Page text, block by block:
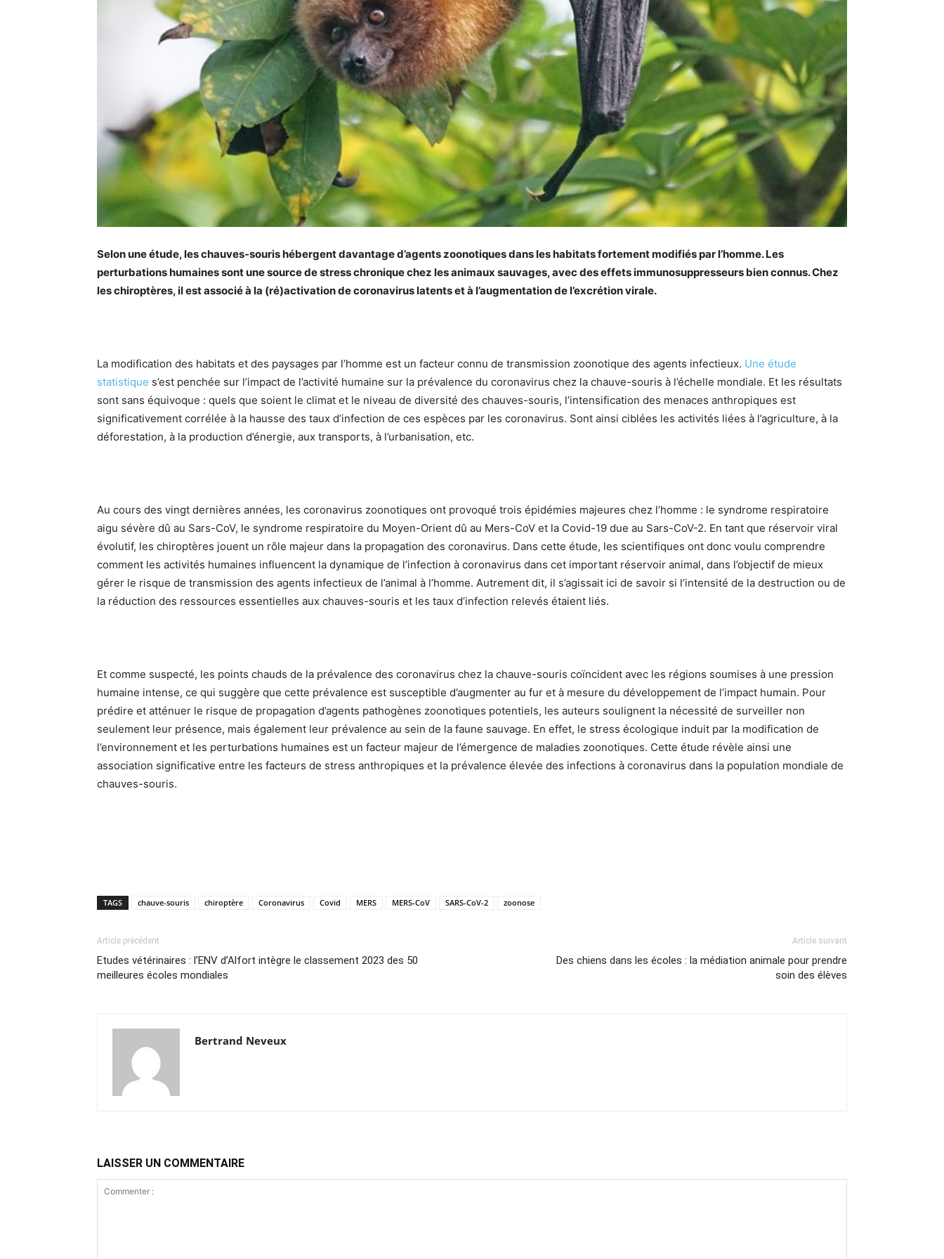
Selon une étude, les chauves-souris hébergent davantage d’agents zoonotiques dans les habitats fortement modifiés par l’homme. Les
perturbations humaines sont une source de stress chronique chez les animaux sauvages, avec des effets immunosuppresseurs bien connus. Chez
les chiroptères, il est associé à la (ré)activation de coronavirus latents et à l’augmentation de l’excrétion virale.
La modification des habitats et des paysages par l’homme est un facteur connu de transmission zoonotique des agents infectieux. Une étude
statistique s’est penchée sur l’impact de l’activité humaine sur la prévalence du coronavirus chez la chauve-souris à l’échelle mondiale. Et les résultats
sont sans équivoque : quels que soient le climat et le niveau de diversité des chauves-souris, l’intensification des menaces anthropiques est
significativement corrélée à la hausse des taux d’infection de ces espèces par les coronavirus. Sont ainsi ciblées les activités liées à l’agriculture, à la
déforestation, à la production d’énergie, aux transports, à l’urbanisation, etc.
Au cours des vingt dernières années, les coronavirus zoonotiques ont provoqué trois épidémies majeures chez l’homme : le syndrome respiratoire
aigu sévère dû au Sars-CoV, le syndrome respiratoire du Moyen-Orient dû au Mers-CoV et la Covid-19 due au Sars-CoV-2. En tant que réservoir viral
évolutif, les chiroptères jouent un rôle majeur dans la propagation des coronavirus. Dans cette étude, les scientifiques ont donc voulu comprendre
comment les activités humaines influencent la dynamique de l’infection à coronavirus dans cet important réservoir animal, dans l’objectif de mieux
gérer le risque de transmission des agents infectieux de l’animal à l’homme. Autrement dit, il s’agissait ici de savoir si l’intensité de la destruction ou de
la réduction des ressources essentielles aux chauves-souris et les taux d’infection relevés étaient liés.
Et comme suspecté, les points chauds de la prévalence des coronavirus chez la chauve-souris coïncident avec les régions soumises à une pression
humaine intense, ce qui suggère que cette prévalence est susceptible d’augmenter au fur et à mesure du développement de l’impact humain. Pour
prédire et atténuer le risque de propagation d’agents pathogènes zoonotiques potentiels, les auteurs soulignent la nécessité de surveiller non
seulement leur présence, mais également leur prévalence au sein de la faune sauvage. En effet, le stress écologique induit par la modification de
l’environnement et les perturbations humaines est un facteur majeur de l’émergence de maladies zoonotiques. Cette étude révèle ainsi une
association significative entre les facteurs de stress anthropiques et la prévalence élevée des infections à coronavirus dans la population mondiale de
chauves-souris.
TAGS chauve-souris chiroptère Coronavirus Covid MERS MERS-CoV SARS-CoV-2 zoonose
Article précédent
Etudes vétérinaires : l’ENV d’Alfort intègre le classement 2023 des 50
meilleures écoles mondiales
Article suivant
Des chiens dans les écoles : la médiation animale pour prendre
soin des élèves
Bertrand Neveux
LAISSER UN COMMENTAIRE